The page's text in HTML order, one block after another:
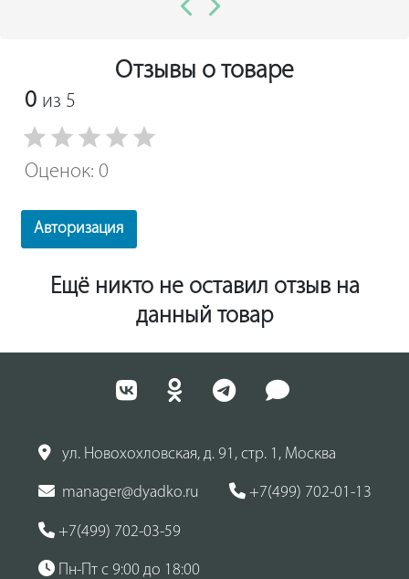
Отзывы о товаре
0 из 5
Оценок: 0
Авторизация
Ещё никто не оставил отзыв на
данный товар
ул. Новохохловская, д. 91, стр. 1, Москва
manager@dyadko.ru +7(499) 702-01-13
+7(499) 702-03-59
Пн-Пт с 9:00 до 18:00